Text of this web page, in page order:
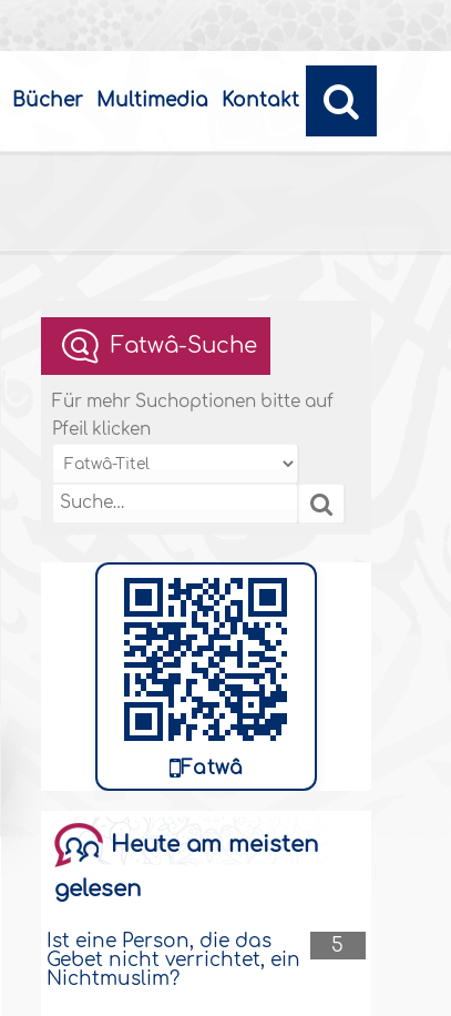
Bücher Multimedia Kontakt
Fatwâ-Suche
Für mehr Suchoptionen bitte auf
Pfeil klicken
Fatwâ
Heute am meisten
gelesen
5
Ist eine Person, die das
Gebet nicht verrichtet, ein
Nichtmuslim?